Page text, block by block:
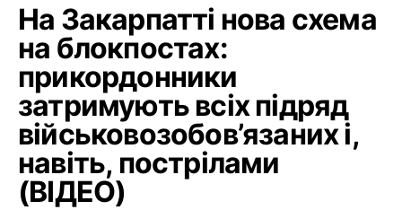
На Закарпатті нова схема
на блокпостах:
прикордонники
затримують всіх підряд
військовозобов’язаних і,
навіть, пострілами
(ВІДЕО)